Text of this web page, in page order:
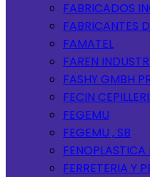
FABRICADOS
FABRICANTES
FAMATEL
FAREN
FASHY GMBH
FECIN
FEGEMU
FEGEMU , SB
FENOPLASTICA
FERRETERIA Y